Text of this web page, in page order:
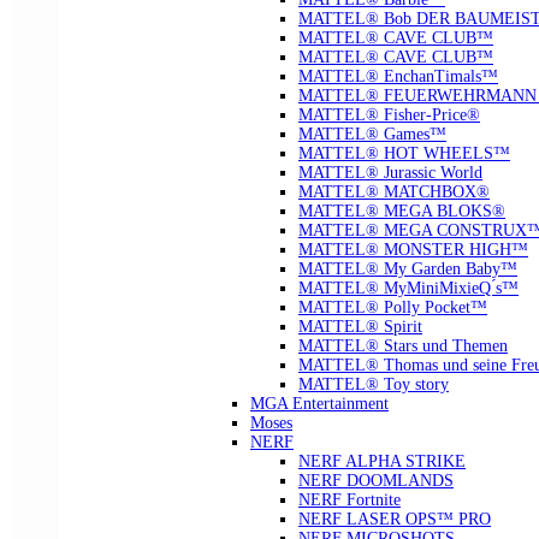
MATTEL® Bob DER
MATTEL® CAVE CLUB™
MATTEL® CAVE CLUB™
MATTEL® EnchanTimals™
MATTEL®
MATTEL® Fisher-Price®
MATTEL® Games™
MATTEL® HOT WHEELS™
MATTEL® Jurassic World
MATTEL® MATCHBOX®
MATTEL® MEGA BLOKS®
MATTEL® MEGA
MATTEL® MONSTER HIGH™
MATTEL® My Garden Baby™
MATTEL® MyMiniMixieQ ́s™
MATTEL® Polly Pocket™
MATTEL® Spirit
MATTEL® Stars und Themen
MATTEL® Thomas und seine
MATTEL® Toy story
MGA Entertainment
Moses
NERF
NERF ALPHA STRIKE
NERF DOOMLANDS
NERF Fortnite
NERF LASER OPS™ PRO